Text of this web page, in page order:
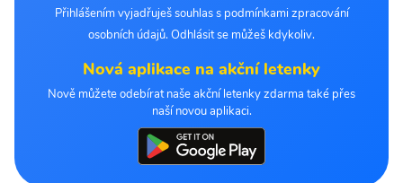
Přihlášením vyjadřuješ souhlas s podmínkami zpracování
osobních údajů. Odhlásit se můžeš kdykoliv.
Nová aplikace na akční letenky
Nově můžete odebírat naše akční letenky zdarma také přes
naší novou aplikaci.